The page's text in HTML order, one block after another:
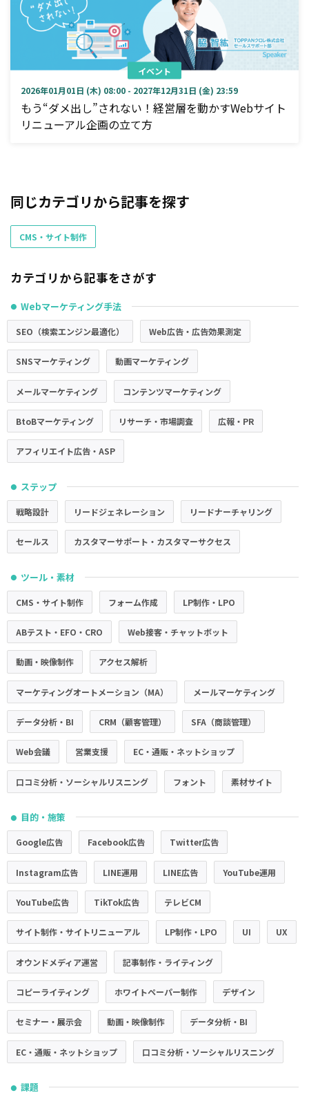
イベント
2026年01月01日 (木) 08:00 - 2027年12月31日 (金) 23:59
もう“ダメ出し”されない！経営層を動かすWebサイト
リニューアル企画の立て方
同じカテゴリから記事を探す
CMS・サイト制作
カテゴリから記事をさがす
● Webマーケティング手法
SEO（検索エンジン最適化） Web広告・広告効果測定
SNSマーケティング 動画マーケティング
メールマーケティング コンテンツマーケティング
BtoBマーケティング リサーチ・市場調査 広報・PR
アフィリエイト広告・ASP
● ステップ
戦略設計 リードジェネレーション リードナーチャリング
セールス カスタマーサポート・カスタマーサクセス
● ツール・素材
CMS・サイト制作 フォーム作成 LP制作・LPO
ABテスト・EFO・CRO Web接客・チャットボット
動画・映像制作 アクセス解析
マーケティングオートメーション（MA） メールマーケティング
データ分析・BI CRM（顧客管理） SFA（商談管理）
Web会議 営業支援 EC・通販・ネットショップ
口コミ分析・ソーシャルリスニング フォント 素材サイト
● 目的・施策
Google広告 Facebook広告 Twitter広告
Instagram広告 LINE運用 LINE広告 YouTube運用
YouTube広告 TikTok広告 テレビCM
サイト制作・サイトリニューアル LP制作・LPO UI UX
オウンドメディア運営 記事制作・ライティング
コピーライティング ホワイトペーパー制作 デザイン
セミナー・展示会 動画・映像制作 データ分析・BI
EC・通販・ネットショップ 口コミ分析・ソーシャルリスニング
● 課題